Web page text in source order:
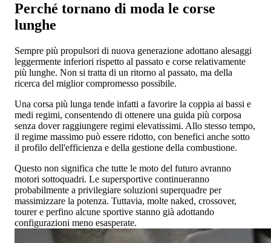
Perché tornano di moda le corse
lunghe
Sempre più propulsori di nuova generazione adottano alesaggi
leggermente inferiori rispetto al passato e corse relativamente
più lunghe. Non si tratta di un ritorno al passato, ma della
ricerca del miglior compromesso possibile.
Una corsa più lunga tende infatti a favorire la coppia ai bassi e
medi regimi, consentendo di ottenere una guida più corposa
senza dover raggiungere regimi elevatissimi. Allo stesso tempo,
il regime massimo può essere ridotto, con benefici anche sotto
il profilo dell'efficienza e della gestione della combustione.
Questo non significa che tutte le moto del futuro avranno
motori sottoquadri. Le supersportive continueranno
probabilmente a privilegiare soluzioni superquadre per
massimizzare la potenza. Tuttavia, molte naked, crossover,
tourer e perfino alcune sportive stanno già adottando
configurazioni meno esasperate.